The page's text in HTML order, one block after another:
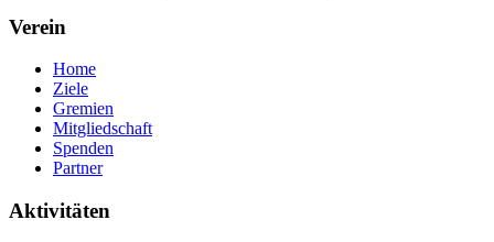
Verein
Home
Ziele
Gremien
Mitgliedschaft
Spenden
Partner
Aktivitäten